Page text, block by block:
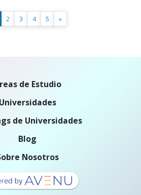
2 3 4 5 »
de Estudio
Universidades
de Universidades
Blog
Nosotros